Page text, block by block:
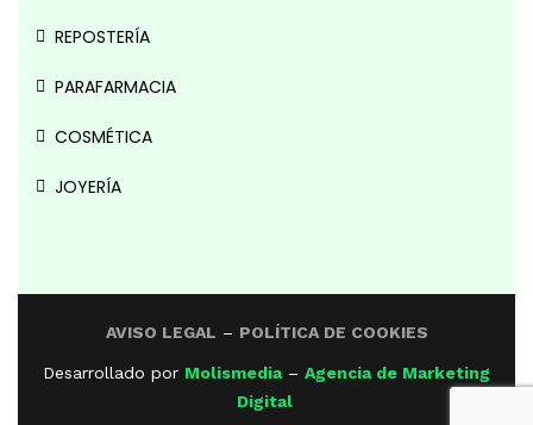
REPOSTERÍA
PARAFARMACIA
COSMÉTICA
JOYERÍA
AVISO LEGAL – POLÍTICA DE COOKIES
Desarrollado por Molismedia– Agencia de Marketing
Digital